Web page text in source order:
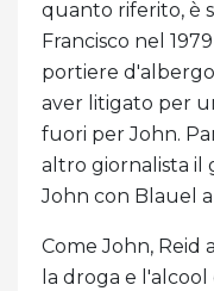
quanto riferito, è
Francisco nel
portiere
aver litigato per
fuori per John.
altro giornalista il
John con Blauel a
Come John,
la droga e l'alcool